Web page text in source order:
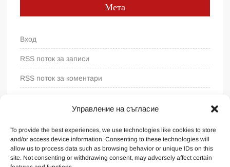
Управление на съгласие
To provide the best experiences, we use technologies like cookies to store
and/or access device information. Consenting to these technologies will
allow us to process data such as browsing behavior or unique IDs on this
site. Not consenting or withdrawing consent, may adversely affect certain
Мета
Вход
RSS поток за записи
RSS поток за коментари